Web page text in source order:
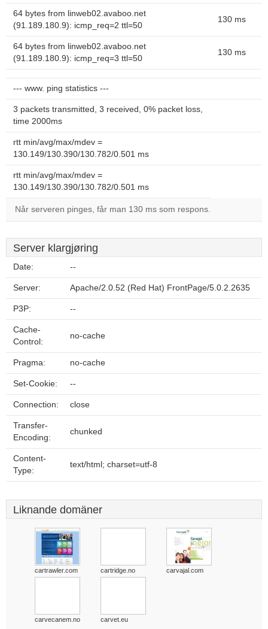
64 bytes from linweb02.avaboo.net
(91.189.180.9): icmp_req=2 ttl=50
130 ms
64 bytes from linweb02.avaboo.net
(91.189.180.9): icmp_req=3 ttl=50
130 ms
--- www. ping statistics ---
3 packets transmitted, 3 received, 0% packet loss,
time 2000ms
rtt min/avg/max/mdev =
130.149/130.390/130.782/0.501 ms
rtt min/avg/max/mdev =
130.149/130.390/130.782/0.501 ms
Når serveren pinges, får man 130 ms som respons.
Server klargjøring
Date: --
Server: Apache/2.0.52 (Red Hat) FrontPage/5.0.2.2635
P3P: --
Cache-
Control:
no-cache
Pragma: no-cache
Set-Cookie: --
Connection: close
Transfer-
Encoding:
chunked
Content-
Type:
text/html; charset=utf-8
Liknande domäner
cartrawler.com cartridge.no carvajal.com
carvecanem.no carvet.eu